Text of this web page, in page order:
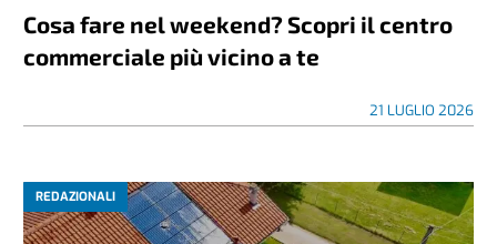
Cosa fare nel weekend? Scopri il centro
commerciale più vicino a te
21 LUGLIO 2026
REDAZIONALI